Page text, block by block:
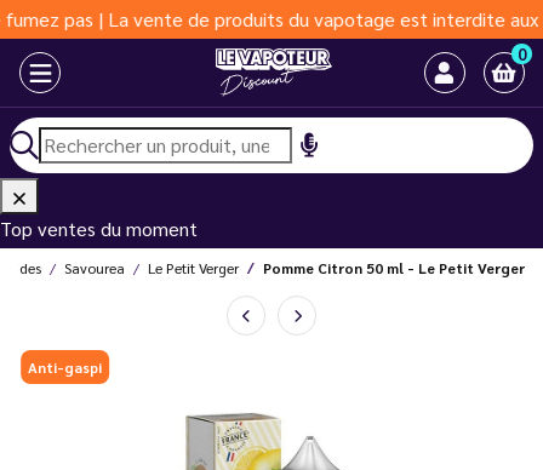
pas | La vente de produits du vapotage est interdite aux
0
Top ventes du moment
Savourea Le Petit Verger Pomme Citron 50 ml - Le Petit Verger
Anti-gaspi